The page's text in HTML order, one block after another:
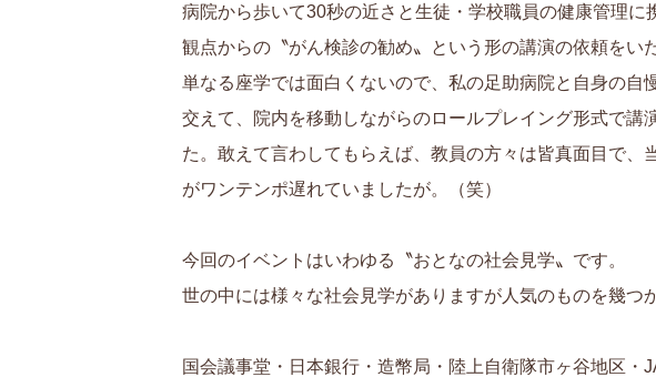
病院から歩いて30秒の近さと生徒・学校職員の健康管理
観点からの〝がん検診の勧め〟という形の講演の依頼をい
単なる座学では面白くないので、私の足助病院と自身の
交えて、院内を移動しながらのロールプレイング形式で
た。敢えて言わしてもらえば、教員の方々は皆真面目で
がワンテンポ遅れていましたが。（笑）
今回のイベントはいわゆる〝おとなの社会見学〟です。
世の中には様々な社会見学がありますが人気のものを幾つ
国会議事堂・日本銀行・造幣局・陸上自衛隊市ヶ谷地区